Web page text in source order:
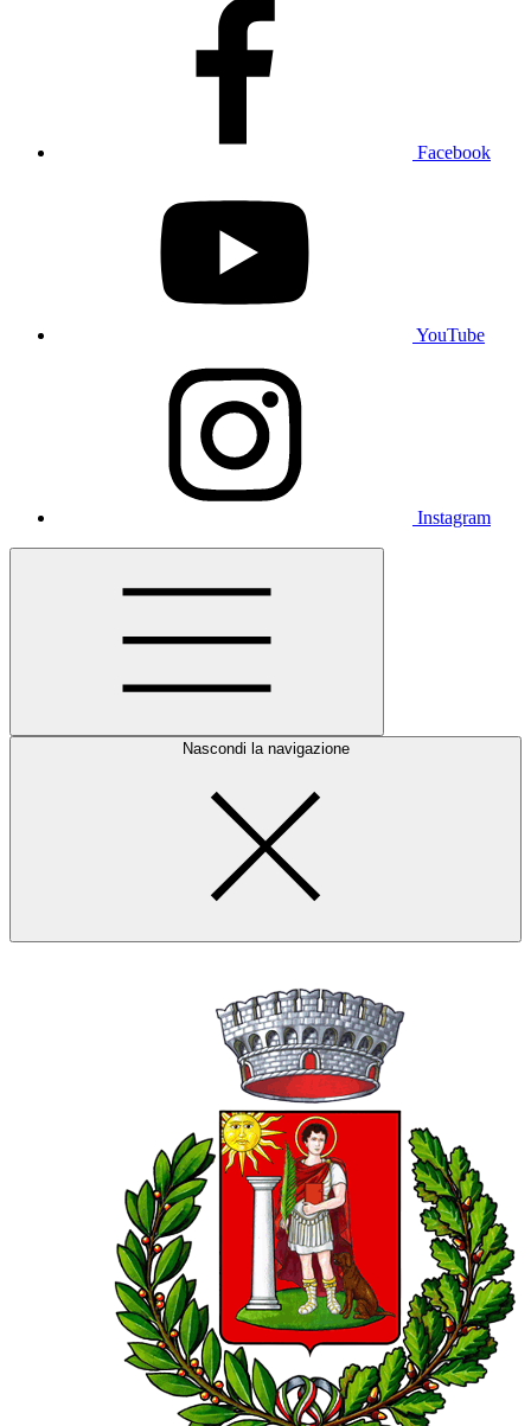
Facebook
YouTube
Instagram
Nascondi la navigazione